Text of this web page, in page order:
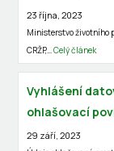
23 října, 2023
Ministerstvo životního
CRŽP,…Celý článek
Vyhlášení
ohlašovací
29 září, 2023